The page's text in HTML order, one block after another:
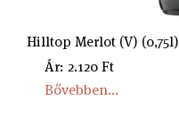
Hilltop Merlot (V) (0,75l)
Ár: 2.120 Ft
Bővebben...